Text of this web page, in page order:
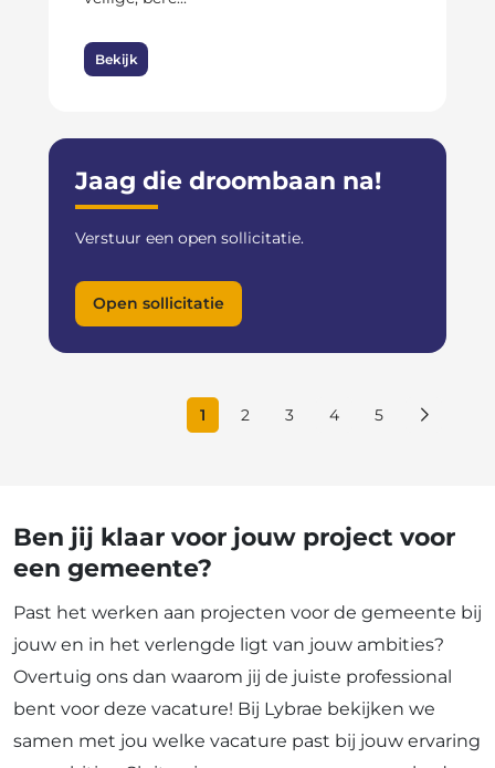
Bekijk
Jaag die droombaan na!
Verstuur een open sollicitatie.
Open sollicitatie
1 2 3 4 5
Ben jij klaar voor jouw project voor
een gemeente?
Past het werken aan projecten voor de gemeente bij
jouw en in het verlengde ligt van jouw ambities?
Overtuig ons dan waarom jij de juiste professional
bent voor deze vacature! Bij Lybrae bekijken we
samen met jou welke vacature past bij jouw ervaring